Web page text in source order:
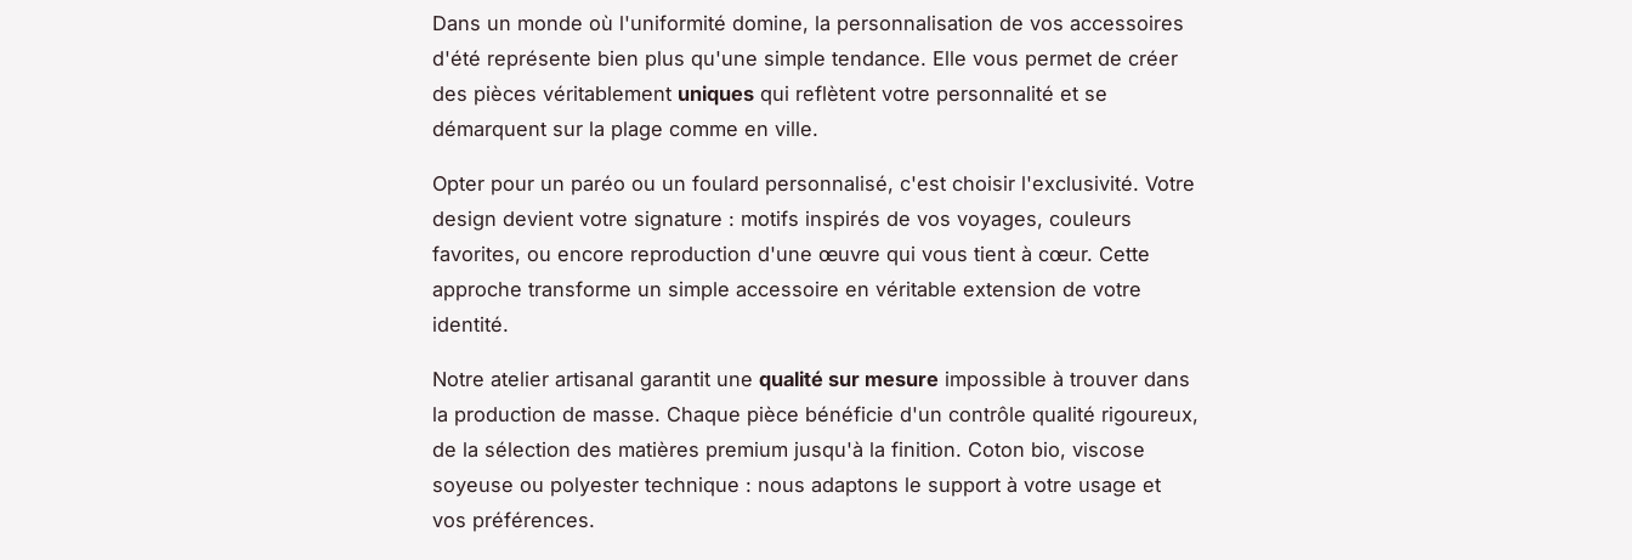
Dans un monde où l'uniformité domine, la personnalisation de vos accessoires
d'été représente bien plus qu'une simple tendance. Elle vous permet de créer
des pièces véritablement uniques qui reflètent votre personnalité et se
démarquent sur la plage comme en ville.
Opter pour un paréo ou un foulard personnalisé, c'est choisir l'exclusivité. Votre
design devient votre signature : motifs inspirés de vos voyages, couleurs
favorites, ou encore reproduction d'une œuvre qui vous tient à cœur. Cette
approche transforme un simple accessoire en véritable extension de votre
identité.
Notre atelier artisanal garantit une qualité sur mesure impossible à trouver dans
la production de masse. Chaque pièce bénéficie d'un contrôle qualité rigoureux,
de la sélection des matières premium jusqu'à la finition. Coton bio, viscose
soyeuse ou polyester technique : nous adaptons le support à votre usage et
vos préférences.